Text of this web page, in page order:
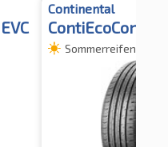
Continental
Sommerreifen